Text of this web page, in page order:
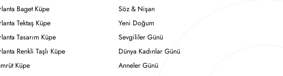
Baget Küpe
Tektaş Küpe
Tasarım Küpe
Renkli Taşlı Küpe
Küpe
Söz & Nişan
Yeni Doğum
Sevgililer Günü
Dünya Kadınlar Günü
Anneler Günü